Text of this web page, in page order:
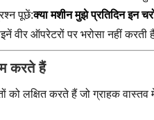
पूछें:क्या मशीन मुझे प्रतिदिन इन
वीर ऑपरेटरों पर भरोसा नहीं करती
करते हैं
को लक्षित करते हैं जो ग्राहक वास्तव